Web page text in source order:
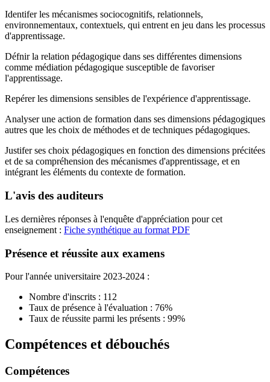
Identifer les mécanismes sociocognitifs, relationnels,
environnementaux, contextuels, qui entrent en jeu dans les processus
d'apprentissage.
Défnir la relation pédagogique dans ses différentes dimensions
comme médiation pédagogique susceptible de favoriser
l'apprentissage.
Repérer les dimensions sensibles de l'expérience d'apprentissage.
Analyser une action de formation dans ses dimensions pédagogiques
autres que les choix de méthodes et de techniques pédagogiques.
Justifer ses choix pédagogiques en fonction des dimensions précitées
et de sa compréhension des mécanismes d'apprentissage, et en
intégrant les éléments du contexte de formation.
L'avis des auditeurs
Les dernières réponses à l'enquête d'appréciation pour cet
enseignement : Fiche synthétique au format PDF
Présence et réussite aux examens
Pour l'année universitaire 2023-2024 :
Nombre d'inscrits : 112
Taux de présence à l'évaluation : 76%
Taux de réussite parmi les présents : 99%
Compétences et débouchés
Compétences